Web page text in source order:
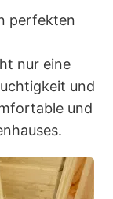
perfekten
nur eine
und
und